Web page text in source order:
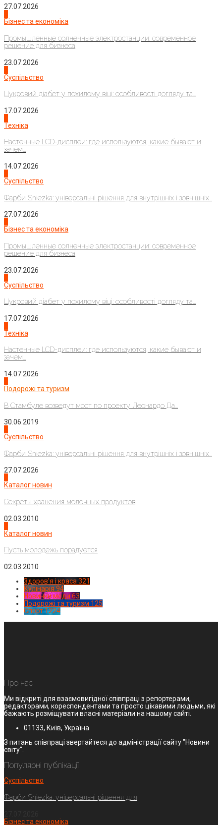
27.07.2026
Бізнес та економіка
Промышленные солнечные электростанции: современное
решение для бизнеса
23.07.2026
Суспільство
Цукровий діабет у похилому віці: особливості догляду та...
17.07.2026
Техніка
Настенные LCD-дисплеи: где используются, какие бывают и
зачем...
14.07.2026
Суспільство
Фарби Sniezka: універсальні рішення для внутрішніх і зовнішніх...
27.07.2026
Бізнес та економіка
Промышленные солнечные электростанции: современное
решение для бизнеса
23.07.2026
Суспільство
Цукровий діабет у похилому віці: особливості догляду та...
17.07.2026
Техніка
Настенные LCD-дисплеи: где используются, какие бывают и
зачем...
14.07.2026
Подорожі та туризм
В Стамбуле возведут мост по проекту Леонардо Да...
30.06.2019
Суспільство
Фарби Sniezka: універсальні рішення для внутрішніх і зовнішніх...
27.07.2026
Каталог новин
Секреты хранения молочных продуктов
02.03.2010
Каталог новин
Пусть молодежь порадуется
02.03.2010
Здоров'я і краса 321
Кулінарія 94
Новинки моди 63
Подорожі та туризм 125
Спорт1224
Про нас
Ми відкриті для взаємовигідної співпраці з репортерами,
редакторами, кореспондентами та просто цікавими людьми, які
бажають розміщувати власні матеріали на нашому сайті.
01133, Київ, Україна
З питань співпраці звертайтеся до адміністрації сайту "Новини
світу".
Популярні публікації
Суспільство
Фарби Sniezka: універсальні рішення для
Бізнес та економіка